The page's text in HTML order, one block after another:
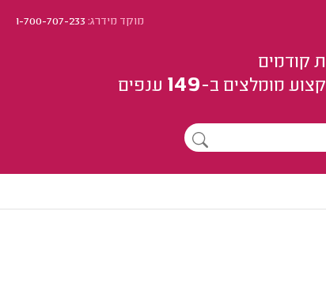
מוקד מידרג:1-700-707-233
קודמים
מומלצים ב-149 ענפים